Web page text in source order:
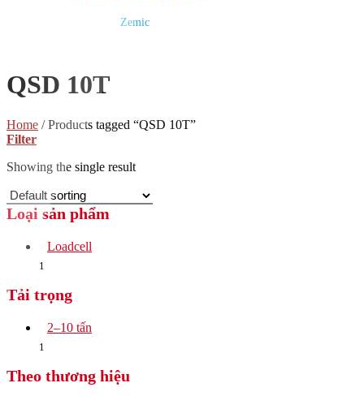
Zemic
QSD 10T
Home /Products tagged “QSD 10T”
Filter
Showing the single result
Loại sản phẩm
Loadcell
1
Tải trọng
2–10 tấn
1
Theo thương hiệu